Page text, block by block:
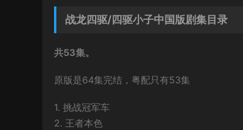
战龙四驱/四驱小子中国版剧集目录
共53集。
原版是64集完结，粤配只有53集
1. 挑战冠军车
2. 王者本色